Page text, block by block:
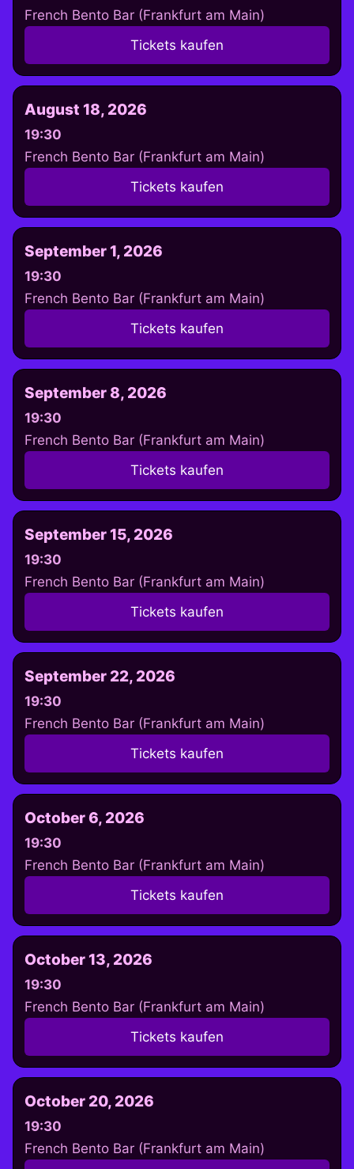
French Bento Bar (Frankfurt am Main)
Tickets kaufen
August 18, 2026
19:30
French Bento Bar (Frankfurt am Main)
Tickets kaufen
September 1, 2026
19:30
French Bento Bar (Frankfurt am Main)
Tickets kaufen
September 8, 2026
19:30
French Bento Bar (Frankfurt am Main)
Tickets kaufen
September 15, 2026
19:30
French Bento Bar (Frankfurt am Main)
Tickets kaufen
September 22, 2026
19:30
French Bento Bar (Frankfurt am Main)
Tickets kaufen
October 6, 2026
19:30
French Bento Bar (Frankfurt am Main)
Tickets kaufen
October 13, 2026
19:30
French Bento Bar (Frankfurt am Main)
Tickets kaufen
October 20, 2026
19:30
French Bento Bar (Frankfurt am Main)